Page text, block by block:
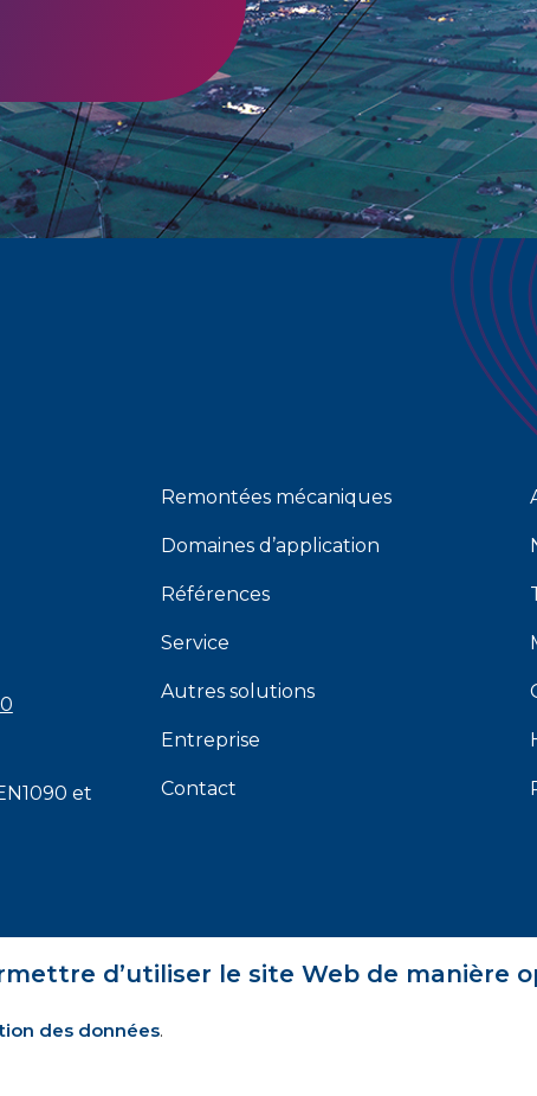
d’utiliser le site Web de manière
des données.
et
Remontées mécaniques
Domaines d’application
Références
Service
Autres solutions
Entreprise
Contact